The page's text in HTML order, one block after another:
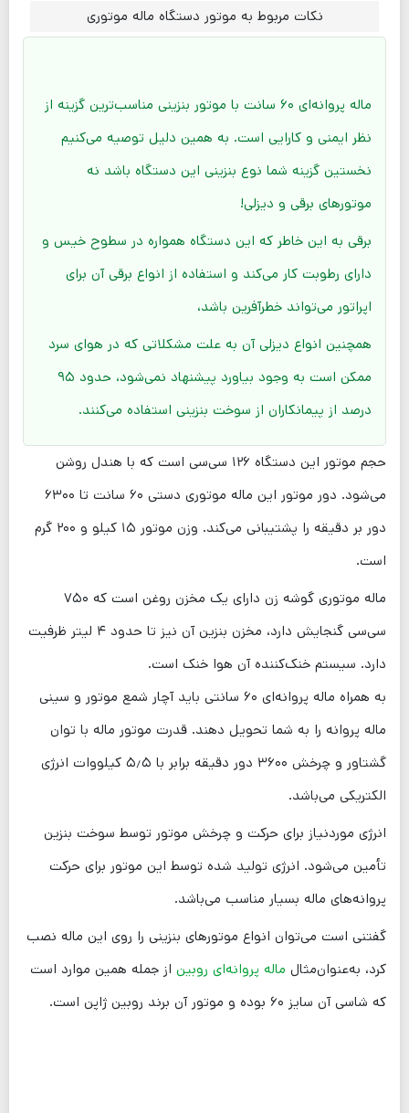
نکات مربوط به موتور دستگاه ماله موتوری
ماله پروانه‌ای ۶۰ سانت با موتور بنزینی مناسب‌ترین گزینه از
نظر ایمنی و کارایی است. به همین دلیل توصیه می‌کنیم
نخستین گزینه شما نوع بنزینی این دستگاه باشد نه
موتورهای برقی و دیزلی!
برقی به این خاطر که این دستگاه همواره در سطوح خیس و
دارای رطوبت کار می‌کند و استفاده از انواع برقی آن برای
اپراتور می‌تواند خطرآفرین باشد،
همچنین انواع دیزلی آن به علت مشکلاتی که در هوای سرد
ممکن است به وجود بیاورد پیشنهاد نمی‌شود، حدود ۹۵
درصد از پیمانکاران از سوخت بنزینی استفاده می‌کنند.
حجم موتور این دستگاه ۱۲۶ سی‌سی است که با هندل روشن
می‌شود. دور موتور این ماله موتوری دستی ۶۰ سانت تا ۶۳۰۰
دور بر دقیقه را پشتیبانی می‌کند. وزن موتور ۱۵ کیلو و ۲۰۰ گرم
است.
ماله موتوری گوشه زن دارای یک مخزن روغن است که ۷۵۰
سی‌سی گنجایش دارد، مخزن بنزین آن نیز تا حدود ۴ لیتر ظرفیت
دارد. سیستم خنک‌کننده آن هوا خنک است.
به همراه ماله پروانه‌ای ۶۰ سانتی باید آچار شمع موتور و سینی
ماله پروانه را به شما تحویل دهند. قدرت موتور ماله با توان
گشتاور و چرخش ۳۶۰۰ دور دقیقه برابر با ۵٫۵ کیلووات انرژی
الکتریکی می‌باشد.
انرژی موردنیاز برای حرکت و چرخش موتور توسط سوخت بنزین
تأمین می‌شود. انرژی تولید شده توسط این موتور برای حرکت
پروانه‌های ماله بسیار مناسب می‌باشد.
گفتنی است می‌توان انواع موتورهای بنزینی را روی این ماله نصب
کرد، به‌عنوان‌مثال ماله پروانه‌ای روبین از جمله همین موارد است
که شاسی آن سایز ۶۰ بوده و موتور آن برند روبین ژاپن است.